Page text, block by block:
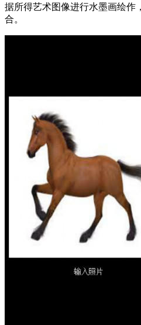
据所得艺术图像进行水墨画绘作
合。